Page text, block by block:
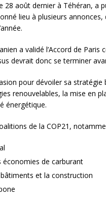
] Le solaire et l’éolien
28 août dernier à Téhéran, a
lieu à plusieurs
a validé l’Accord de Paris
devrait donc se terminer
pour dévoiler sa
renouvelables, la mise en
énergétique.
de la COP21,
économies de carburant
et la construction